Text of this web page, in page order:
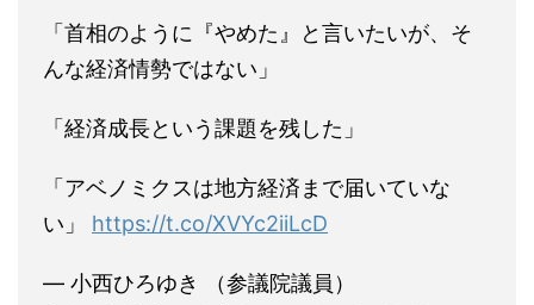
「首相のように『やめた』と言いたいが、そ
んな経済情勢ではない」
「経済成長という課題を残した」
「アベノミクスは地方経済まで届いていな
い」 https://t.co/XVYc2iiLcD
— 小西ひろゆき （参議院議員）